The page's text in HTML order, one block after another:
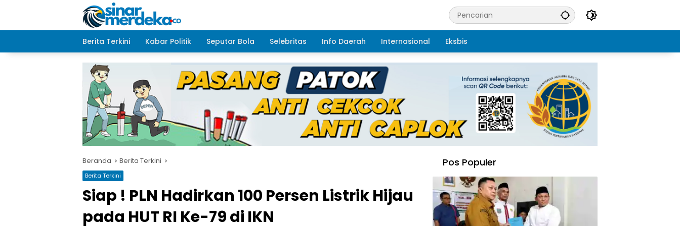
Berita Terkini
Kabar Politik Seputar Bola Selebritas Info Daerah Internasional Eksbis
Beranda Berita Terkini
Berita Terkini
Siap ! PLN Hadirkan 100 Persen Listrik Hijau
pada HUT RI Ke-79 di IKN
Pos Populer